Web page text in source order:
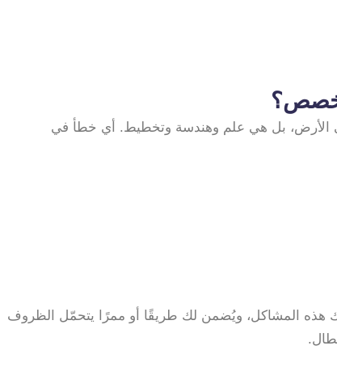
الأرض، بل هي علم وهندسة وتخطيط. أي خطأ في
هذه المشاكل، ويُضمن لك طريقًا أو ممرًا يتحمّل الظروف